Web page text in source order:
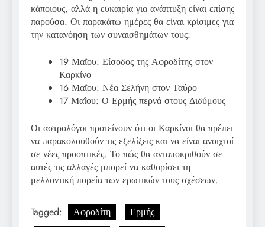
κάποιους, αλλά η ευκαιρία για ανάπτυξη είναι επίσης
παρούσα. Οι παρακάτω ημέρες θα είναι κρίσιμες για
την κατανόηση των συναισθημάτων τους:
19 Μαΐου: Είσοδος της Αφροδίτης στον
Καρκίνο
16 Μαΐου: Νέα Σελήνη στον Ταύρο
17 Μαΐου: Ο Ερμής περνά στους Διδύμους
Οι αστρολόγοι προτείνουν ότι οι Καρκίνοι θα πρέπει
να παρακολουθούν τις εξελίξεις και να είναι ανοιχτοί
σε νέες προοπτικές. Το πώς θα ανταποκριθούν σε
αυτές τις αλλαγές μπορεί να καθορίσει τη
μελλοντική πορεία των ερωτικών τους σχέσεων.
Tagged: Αφροδίτη
Ερμής